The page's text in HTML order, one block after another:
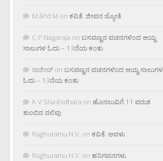
M âñd M on ಕವಿತೆ: ಜೀವನ ಜ್ಯೋತಿ
C.P.Nagaraja on ಬಸವಣ್ಣನ ವಚನಗಳಿಂದ ಆಯ್ದ
ಸಾಲುಗಳ ಓದು – 13ನೆಯ ಕಂತು
ರಾಜೀವ್ on ಬಸವಣ್ಣನ ವಚನಗಳಿಂದ ಆಯ್ದ ಸಾಲುಗಳ
ಓದು – 13ನೆಯ ಕಂತು
K.V Shashidhara on ಹೊನಲುವಿಗೆ 11 ವರುಶ
ತುಂಬಿದ ನಲಿವು
Raghuramu N.V. on ಕವಿತೆ: ಅವಳು
Raghuramu N.V. on ಹನಿಗವನಗಳು